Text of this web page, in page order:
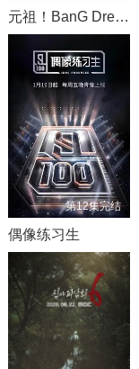
元祖！BanG Dream酱
第12集完结
偶像练习生